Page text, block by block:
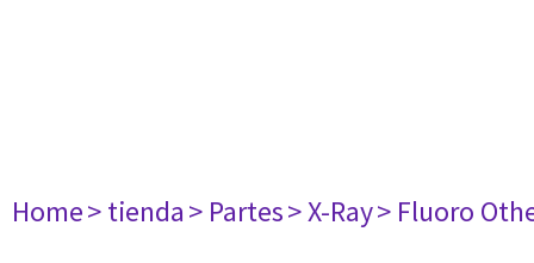
Home> tienda> Partes> X-Ray> Fluoro